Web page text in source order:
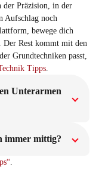
der Präzision, in der
Aufschlag noch
bewege dich
Der Rest kommt mit den
Grundtechniken passt,
Tipps.
Unterarmen
immer mittig?
.